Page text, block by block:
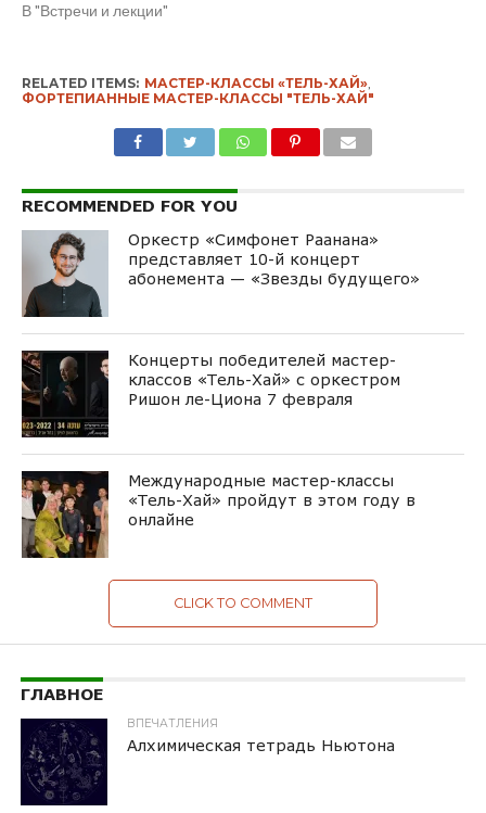
В "Встречи и лекции"
RELATED ITEMS: МАСТЕР-КЛАССЫ «ТЕЛЬ-ХАЙ»,
ФОРТЕПИАННЫЕ МАСТЕР-КЛАССЫ "ТЕЛЬ-ХАЙ"
RECOMMENDED FOR YOU
Оркестр «Симфонет Раанана»
представляет 10-й концерт
абонемента — «Звезды будущего»
Концерты победителей мастер-
классов «Тель-Хай» с оркестром
Ришон ле-Циона 7 февраля
Международные мастер-классы
«Тель-Хай» пройдут в этом году в
онлайне
CLICK TO COMMENT
ГЛАВНОЕ
ВПЕЧАТЛЕНИЯ
Алхимическая тетрадь Ньютона